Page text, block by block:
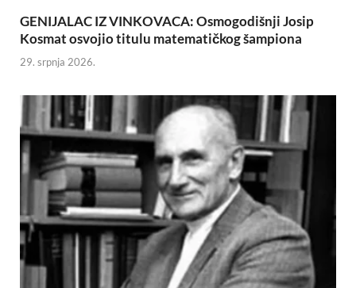
GENIJALAC IZ VINKOVACA: Osmogodišnji Josip
Kosmat osvojio titulu matematičkog šampiona
29. srpnja 2026.